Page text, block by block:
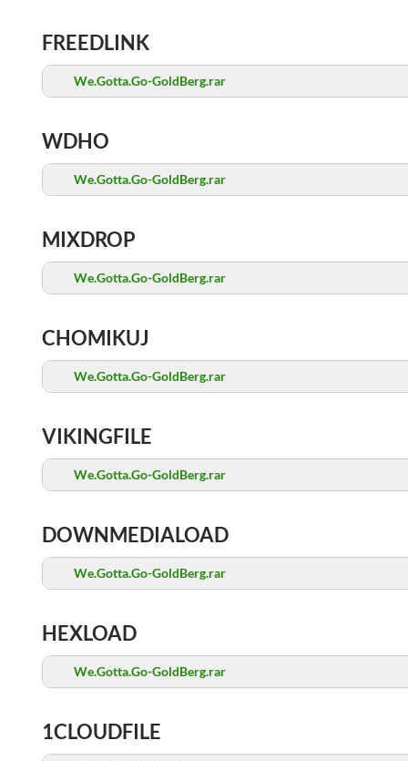
FREEDLINK
We.Gotta.Go-GoldBerg.rar
WDHO
We.Gotta.Go-GoldBerg.rar
MIXDROP
We.Gotta.Go-GoldBerg.rar
CHOMIKUJ
We.Gotta.Go-GoldBerg.rar
VIKINGFILE
We.Gotta.Go-GoldBerg.rar
DOWNMEDIALOAD
We.Gotta.Go-GoldBerg.rar
HEXLOAD
We.Gotta.Go-GoldBerg.rar
1CLOUDFILE